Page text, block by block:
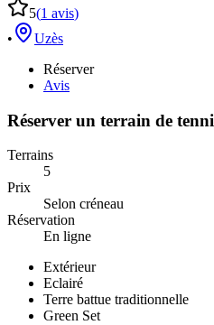
5(1 avis)
•
Uzès
Réserver
Avis
Réserver un terrain de
Terrains
5
Prix
Selon créneau
Réservation
En ligne
Extérieur
Eclairé
Terre battue traditionnelle
Green Set